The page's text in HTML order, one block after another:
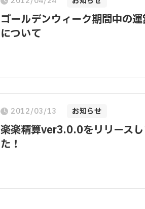
ゴールデンウィーク期間中の
について
2012/03/13 お知らせ
楽楽精算ver3.0.0をリリース
た！